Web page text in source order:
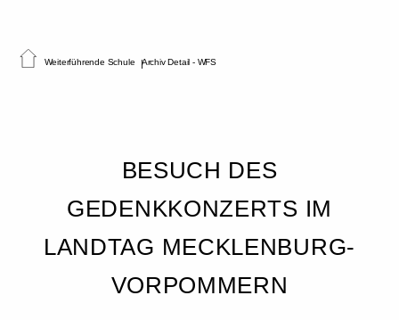
Weiterführende Schule Archiv Detail - WFS
BESUCH DES
GEDENKKONZERTS IM
LANDTAG MECKLENBURG-
VORPOMMERN